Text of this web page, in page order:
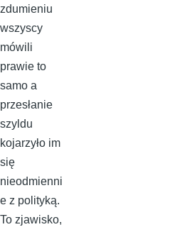
zdumieniu
wszyscy
mówili
prawie to
samo a
przesłanie
szyldu
kojarzyło im
się
nieodmienni
e z polityką.
To zjawisko,